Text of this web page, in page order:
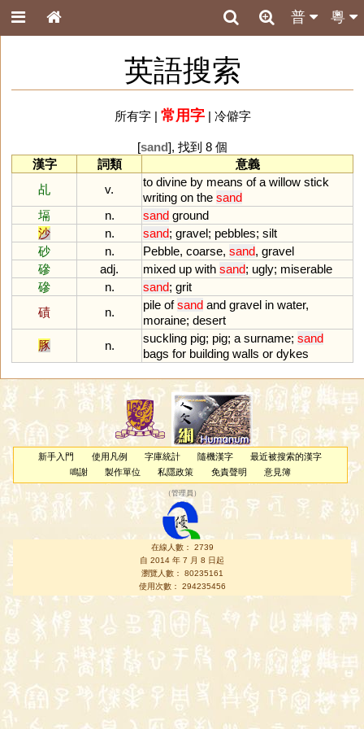
粵
普
英語搜索
所有字| 常用字| 冷僻字
[sand], 找到 8 個
漢字
詞類
意義
乩
v.
to divine by means of a willow stick
writing on the sand
塥
n. sand ground
沙
n. sand; gravel; pebbles; silt
砂
n. Pebble, coarse, sand, gravel
磣
adj. mixed up with sand; ugly; miserable
磣
n. sand; grit
磧
n.
pile of sand and gravel in water,
moraine; desert
豚
n.
suckling pig; pig; a surname; sand
bags for building walls or dykes
新手入門 使用凡例 字庫統計 隨機漢字
最近被搜索的漢字
鳴謝
製作單位 私隱政策 免責聲明 意見簿
（管理員 ）
在線人數： 2739
自 2014 年 7 月 8 日起
瀏覽人數： 80235161
使用次數： 294235456